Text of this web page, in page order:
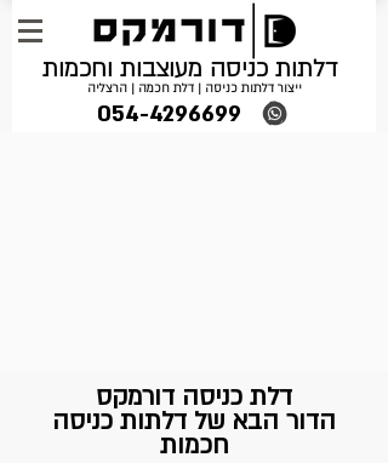
דלתות כניסה מעוצבות וחכמות
ייצור דלתות כניסה | דלת חכמה | הרצליה
054-4296699
דלת כניסה דורמקס
הדור הבא של דלתות כניסה
חכמות